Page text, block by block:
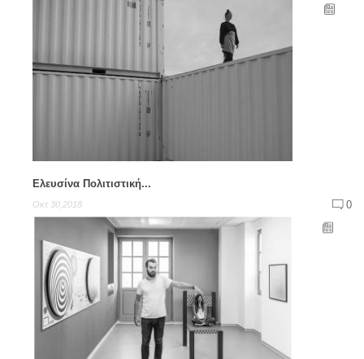
Ελευσίνα Πολιτιστική...
Οκτ 30,2018 0